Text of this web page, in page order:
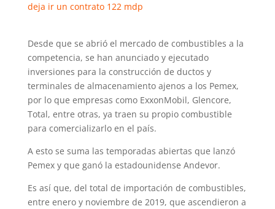
deja ir un contrato 122 mdp
Desde que se abrió el mercado de combustibles a la
competencia, se han anunciado y ejecutado
inversiones para la construcción de ductos y
terminales de almacenamiento ajenos a los Pemex,
por lo que empresas como ExxonMobil, Glencore,
Total, entre otras, ya traen su propio combustible
para comercializarlo en el país.
A esto se suma las temporadas abiertas que lanzó
Pemex y que ganó la estadounidense Andevor.
Es así que, del total de importación de combustibles,
entre enero y noviembre de 2019, que ascendieron a